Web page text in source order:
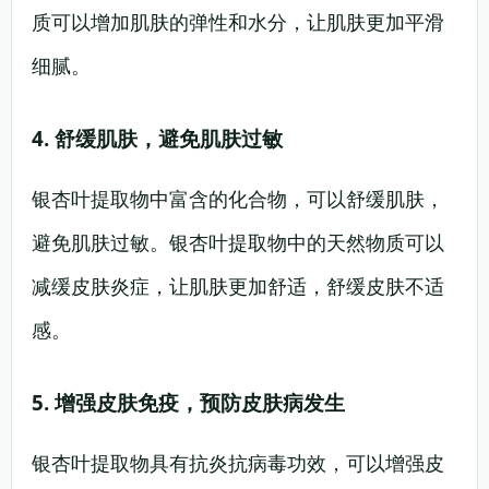
质可以增加肌肤的弹性和水分，让肌肤更加平滑
细腻。
4. 舒缓肌肤，避免肌肤过敏
银杏叶提取物中富含的化合物，可以舒缓肌肤，
避免肌肤过敏。银杏叶提取物中的天然物质可以
减缓皮肤炎症，让肌肤更加舒适，舒缓皮肤不适
感。
5. 增强皮肤免疫，预防皮肤病发生
银杏叶提取物具有抗炎抗病毒功效，可以增强皮